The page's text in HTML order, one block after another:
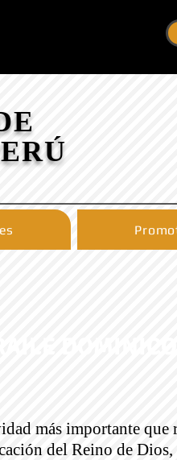
más importante que
del Reino de